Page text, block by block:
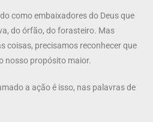
como embaixadores do Deus que
do órfão, do forasteiro. Mas
coisas, precisamos reconhecer que
nosso propósito maior.
a ação é isso, nas palavras de